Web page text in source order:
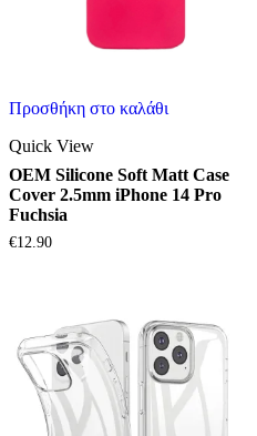
Προσθήκη στο καλάθι
Quick View
OEM Silicone Soft Matt Case
Cover 2.5mm iPhone 14 Pro
Fuchsia
€12.90